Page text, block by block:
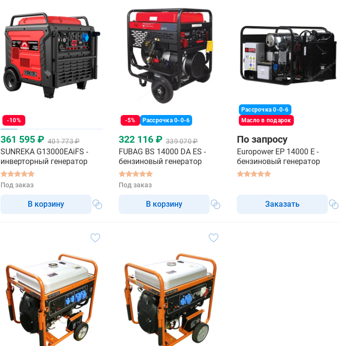
-10%
361 595 ₽ 401 773 ₽
SUNREKA G13000EAiFS -
инверторный генератор
Под заказ
В корзину
-5% Рассрочка 0-0-6
322 116 ₽ 339 070 ₽
FUBAG BS 14000 DA ES -
бензиновый генератор
Под заказ
В корзину
Рассрочка 0-0-6
Масло в подарок
По запросу
Europower EP 14000 E -
бензиновый генератор
Заказать